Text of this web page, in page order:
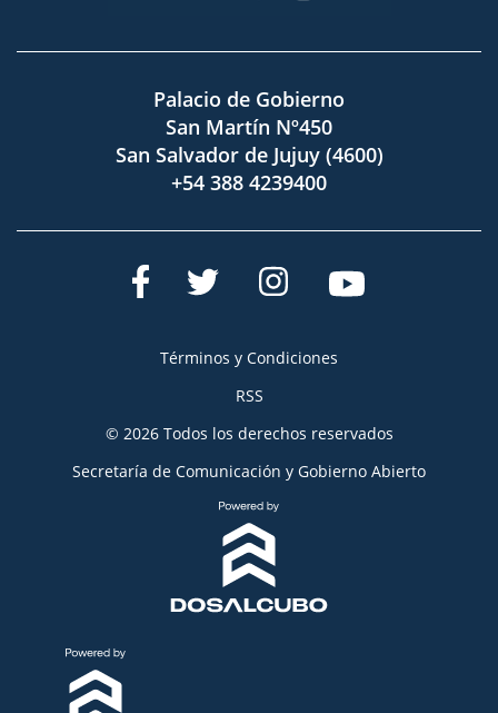
Palacio de Gobierno
San Martín Nº450
San Salvador de Jujuy (4600)
+54 388 4239400
Términos y Condiciones
RSS
© 2026 Todos los derechos reservados
Secretaría de Comunicación y Gobierno Abierto